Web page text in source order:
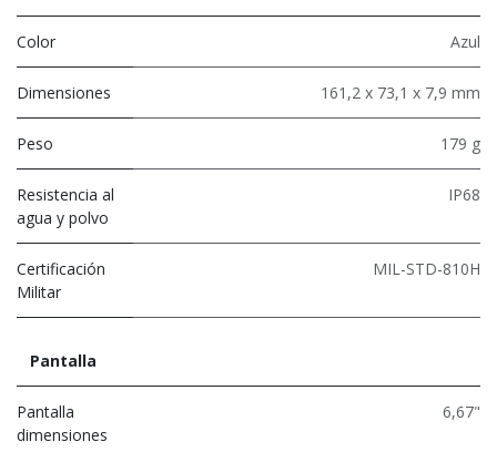
Color Azul
Dimensiones 161,2 x 73,1 x 7,9 mm
Peso 179 g
Resistencia al
agua y polvo
IP68
Certificación
Militar
MIL-STD-810H
Pantalla
Pantalla
dimensiones
6,67"